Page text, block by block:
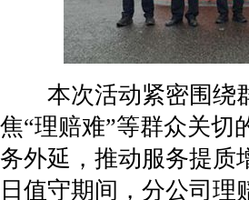
本次活动紧密围绕
焦“理赔难”等群众关切
务外延，推动服务提质
日值守期间，分公司